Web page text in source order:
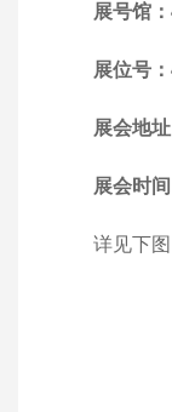
展号馆：
展位号：
展会地址
展会时间
详见下图